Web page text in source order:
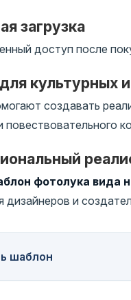
загрузка
доступ после
культурных
создавать
повествовательного
фотолука вида
и
шаблон